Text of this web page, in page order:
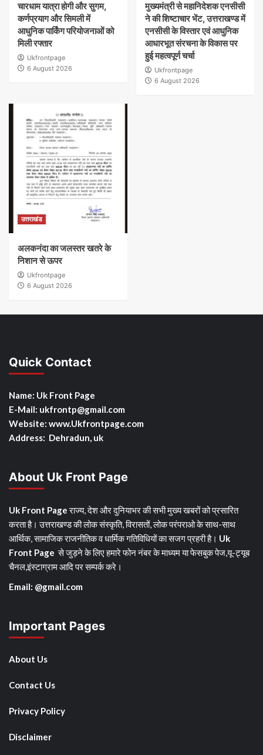
चारधाम यात्रा होगी और सुगम,
कर्णप्रयाग और सिमली में
आधुनिक पार्किंग परियोजनाओं को
मिली रफ्तार
Ukfrontpage
6 August 2026
मुख्यमंत्री से महानिदेशक एनसीसी
ने की शिष्टाचार भेंट, उत्तराखण्ड में
एनसीसी के विस्तार एवं आधुनिक
आधारभूत संरचना के विकास पर
हुई महत्वपूर्ण चर्चा
Ukfrontpage
6 August 2026
उत्तराखंड
अलकनंदा का जलस्तर खतरे के
निशान से ऊपर
Ukfrontpage
6 August 2026
Quick Contact
Name: Uk Front Page
E-Mail: ukfrontp@gmail.com
Website: www.Ukfrontpage.com
Address: Dehradun, uk
About Uk Front Page
Uk Front Pageराज्य, देश और दुनियाभर की सभी मुख्य खबरों को प्रसारित
करता है। उत्तराखण्ड की लोक संस्कृति, विरासतों, लोक परंपराओ के साथ-साथ
आर्थिक, सामाजिक राजनीतिक व धार्मिक गतिविधियों का सजग प्रहरी है। Uk
Front Page से जुड़ने के लिए हमारे फोन नंबर के माध्यम या फेसबुक पेज,यू-ट्यूब
चैनल,इंस्टाग्राम आदि पर सम्पर्क करे।
Email: @gmail.com
Important Pages
About Us
Contact Us
Privacy Policy
Disclaimer